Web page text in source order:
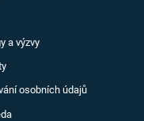
a výzvy
osobních údajů